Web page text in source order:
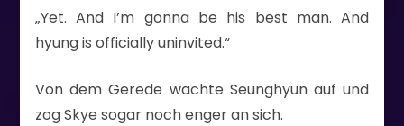
„Yet. And I’m gonna be his best man. And
hyung is officially uninvited.“
Von dem Gerede wachte Seunghyun auf und
zog Skye sogar noch enger an sich.